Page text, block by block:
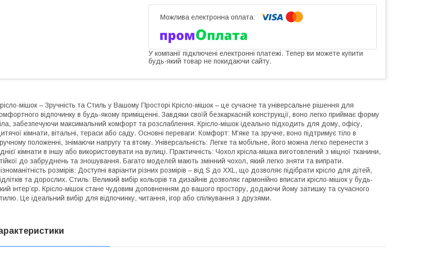
У компанії підключені електронні платежі. Тепер ви можете купити
будь-який товар не покидаючи сайту.
мішок – Зручність та Стиль у Вашому Просторі Крісло-мішок – це сучасне та універсальне рішення для
відпочинку в будь-якому приміщенні. Завдяки своїй безкаркасній конструкції, воно легко приймає форму
забезпечуючи максимальний комфорт та розслаблення. Крісло-мішок ідеально підходить для дому, офісу,
кімнати, вітальні, тераси або саду. Основні переваги: Комфорт: М'яке та зручне, воно підтримує тіло в
положенні, знімаючи напругу та втому. Універсальність: Легке та мобільне, його можна легко перенести з
кімнати в іншу або використовувати на вулиці. Практичність: Чохол крісла-мішка виготовлений з міцної тканини,
до забруднень та зношування. Багато моделей мають змінний чохол, який легко зняти та випрати.
розмірів: Доступні варіанти різних розмірів – від S до XXL, що дозволяє підібрати крісло для дітей,
та дорослих. Стиль: Великий вибір кольорів та дизайнів дозволяє гармонійно вписати крісло-мішок у будь-
інтер’єр. Крісло-мішок стане чудовим доповненням до вашого простору, додаючи йому затишку та сучасного
Це ідеальний вибір для відпочинку, читання, ігор або спілкування з друзями.